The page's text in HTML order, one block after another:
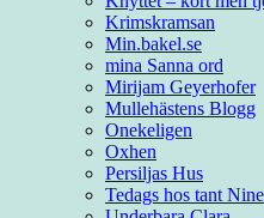
Krimskramsan
Min.bakel.se
mina Sanna ord
Mirijam Geyerhofer
Mullehästens Blogg
Onekeligen
Oxhen
Persiljas Hus
Tedags hos tant